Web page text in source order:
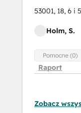
53001, 18, 6 i 5
Holm, S.
Pomocne (0)
Raport
Zobacz